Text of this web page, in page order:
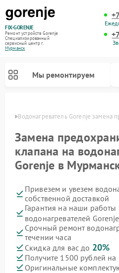
FIX-GORENJE
Ремонт устройств Gorenje
Специализированный
cервисный центр г.
Мурманск
Мы ремонтируем
Водонагреватель Gorenje замена
Замена
клапана на
Gorenje в
Привезем и увезем
собственной доставкой
Гарантия на наши работы
водонагревателей Gorenje
Срочный ремонт
течении часа
Скидка для вас до 20%
Получите 1500 рублей на
Оригинальные